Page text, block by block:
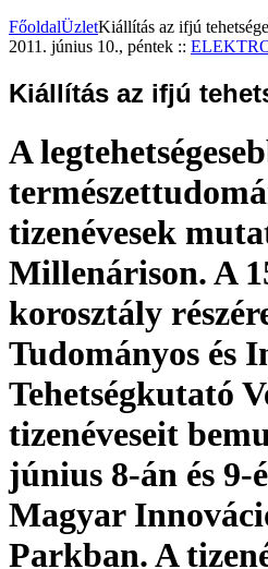
FőoldalÜzletKiállítás az ifjú
2011. június 10., péntek ::
Kiállítás az ifjú
A
tizenévesek
Millenárison. A
korosztály
Tudományos és
Tehetségkutató
tizenéveseit
június 8-án és 9-
Magyar
Parkban. A